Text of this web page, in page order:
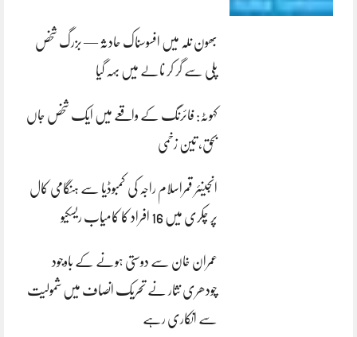
بھون نلہ میں افسوسناک حادثہ — بزرگ شخص
پلی سے گر کر نالے میں بہہ گیا
کہوٹہ: فائرنگ کے واقعے میں ایک شخص جاں
بحق، تین زخمی
انجینئر قمراسلام راجہ کی کمبوڈیا سے ہنگامی کال
پر چکری میں 16 افراد کا کامیاب ریسکیو
عمران خان سے دوستی ہونے کے باوجود
چودھری نثار نے تحریک انصاف میں شمولیت
سے انکاری رہے